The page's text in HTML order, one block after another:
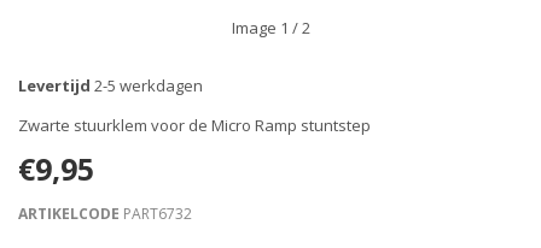
Image 1 / 2
Levertijd 2-5 werkdagen
Zwarte stuurklem voor de Micro Ramp stuntstep
€9,95
ARTIKELCODE PART6732